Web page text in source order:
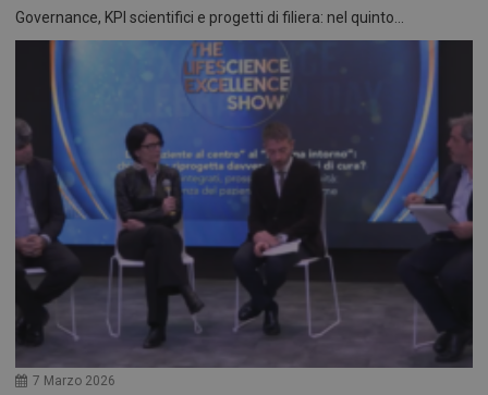
Governance, KPI scientifici e progetti di filiera: nel quinto...
7 Marzo 2026